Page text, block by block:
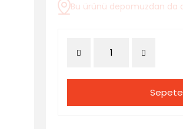
Bu ürünü depomuzdan da
Sepete